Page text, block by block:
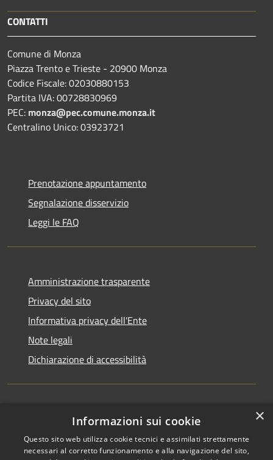
CONTATTI
Comune di Monza
Piazza Trento e Trieste - 20900 Monza
Codice Fiscale: 02030880153
Partita IVA: 00728830969
PEC: monza@pec.comune.monza.it
Centralino Unico: 03923721
Prenotazione appuntamento
Segnalazione disservizio
Leggi le FAQ
Amministrazione trasparente
Privacy del sito
Informativa privacy dell'Ente
Note legali
Dichiarazione di accessibilità
Newsletter ×
Informazioni sui cookie
Questo sito web utilizza cookie tecnici e assimilati strettamente
necessari al corretto funzionamento e alla navigazione del sito,